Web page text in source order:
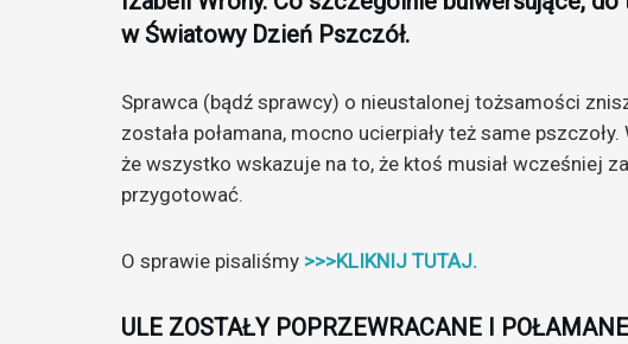
w Światowy Dzień Pszczół.
Sprawca (bądź sprawcy) o nieustalonej tożsamości
została połamana, mocno ucierpiały też same
że wszystko wskazuje na to, że ktoś musiał wcześniej
przygotować.
O sprawie pisaliśmy >>>KLIKNIJ TUTAJ.
ULE ZOSTAŁY POPRZEWRACANE I POŁAMANE